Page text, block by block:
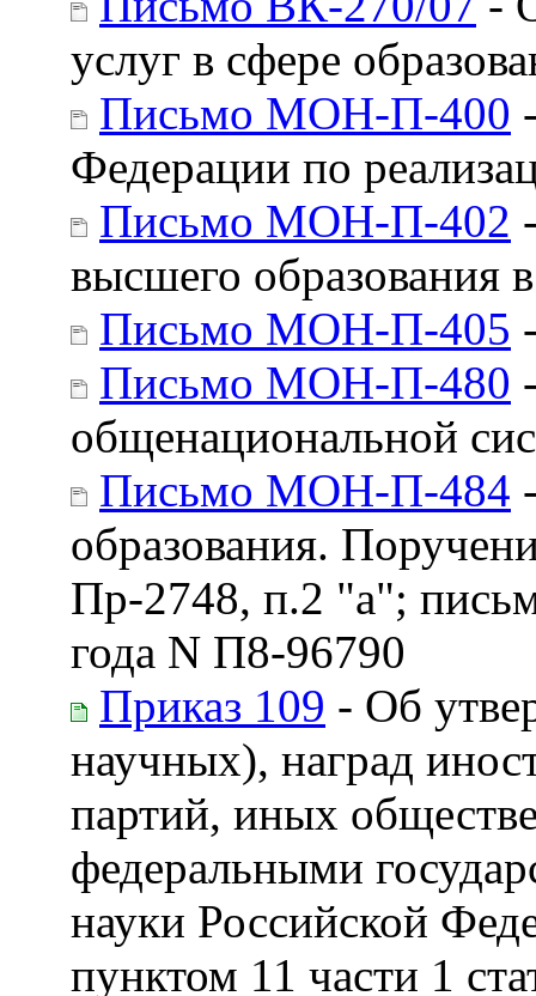
услуг в сфере
Письмо МОН-П-400
Федерации по
Письмо МОН-П-402
высшего образования
Письмо МОН-П-405
Письмо МОН-П-480
общенациональной
Письмо МОН-П-484
образования.
Пр-2748, п.2 "а";
года N П8-96790
Приказ 109 - Об
научных), наград
партий, иных
федеральными
науки Российской
пунктом 11 части 1